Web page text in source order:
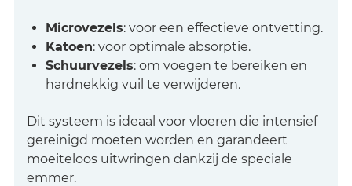
Microvezels: voor een effectieve ontvetting.
Katoen: voor optimale absorptie.
Schuurvezels: om voegen te bereiken en
hardnekkig vuil te verwijderen.
Dit systeem is ideaal voor vloeren die intensief
gereinigd moeten worden en garandeert
moeiteloos uitwringen dankzij de speciale
emmer.